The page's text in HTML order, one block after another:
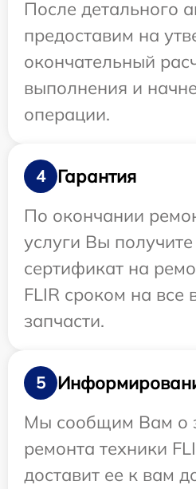
После детального
предоставим на
окончательный
выполнения и
операции.
4
Гарантия
По окончании
услуги Вы
сертификат на
FLIR сроком на все
запчасти.
5
Мы сообщим Вам о
ремонта техники
доставит ее к вам